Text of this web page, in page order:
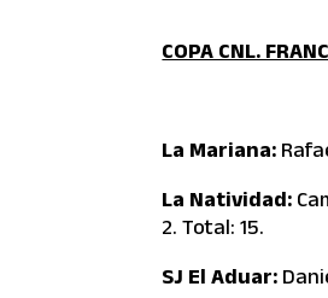
COPA CNL.
La Mariana:
La Natividad:
2. Total: 15.
SJ El Aduar: